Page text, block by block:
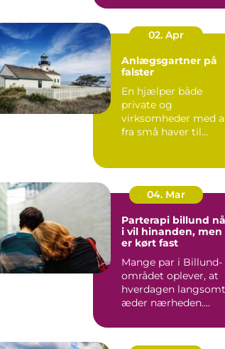
pludsel...
02. Apr
Anlægsgartner på
falster
En hjælper både
private og
virksomheder med
fra små haver til
04. Mar
Parterapi billund når
i vil hinanden, men
er kørt fast
Mange par i Billund-
området oplever, at
hverdagen langsomt
æder nærheden.
praktisk...